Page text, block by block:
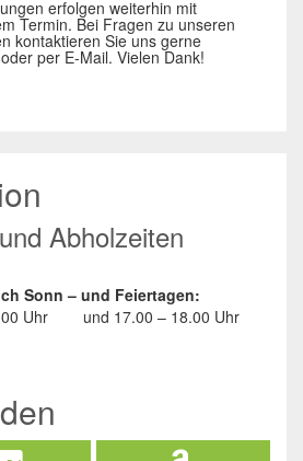
erfolgen weiterhin mit
Termin. Bei Fragen zu unseren
kontaktieren Sie uns gerne
per E-Mail. Vielen Dank!
Abholzeiten
Sonn – und Feiertagen:
Uhr
und 17.00 – 18.00 Uhr